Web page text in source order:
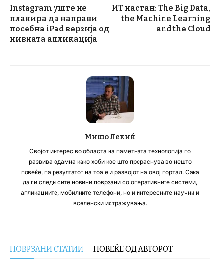
Instagram уште не
планира да направи
посебна iPad верзија од
нивната апликација
ИТ настан: The Big Data,
the Machine Learning
and the Cloud
Мишо Лекиќ
Својот интерес во областа на паметната технологија го
развива одамна како хоби кое што прераснува во нешто
повеќе, па резултатот на тоа е и развојот на овој портал. Сака
да ги следи сите новини поврзани со оперативните системи,
апликациите, мобилните телефони, но и интересните научни и
вселенски истражувања.
ПОВРЗАНИ СТАТИИ ПОВЕЌЕ ОД АВТОРОТ